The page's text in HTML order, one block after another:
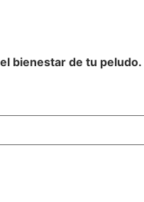
bienestar de tu peludo.